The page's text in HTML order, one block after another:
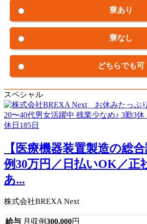
寮あり
寮なし
どちらでも可
スペシャル
【医療機器装置製造の総
例30万円／日払いOK／正
あ...
株式会社BREXA Next
給与 月収例300,000円